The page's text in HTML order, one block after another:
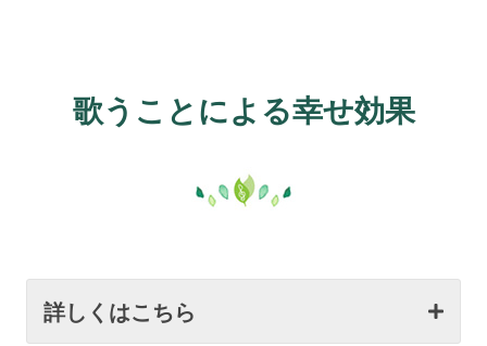
歌うことによる幸せ効果
詳しくはこちら